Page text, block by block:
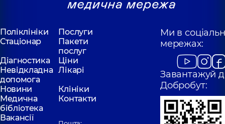
Поліклініки
Послуги
Стаціонар
Пакети
послуг
Діагностика
Ціни
Невідкладна
допомога
Лікарі
Новини
Клініки
Медична
бібліотека
Контакти
Вакансії
Ми в
мережах:
Завантажуй
Добробут: